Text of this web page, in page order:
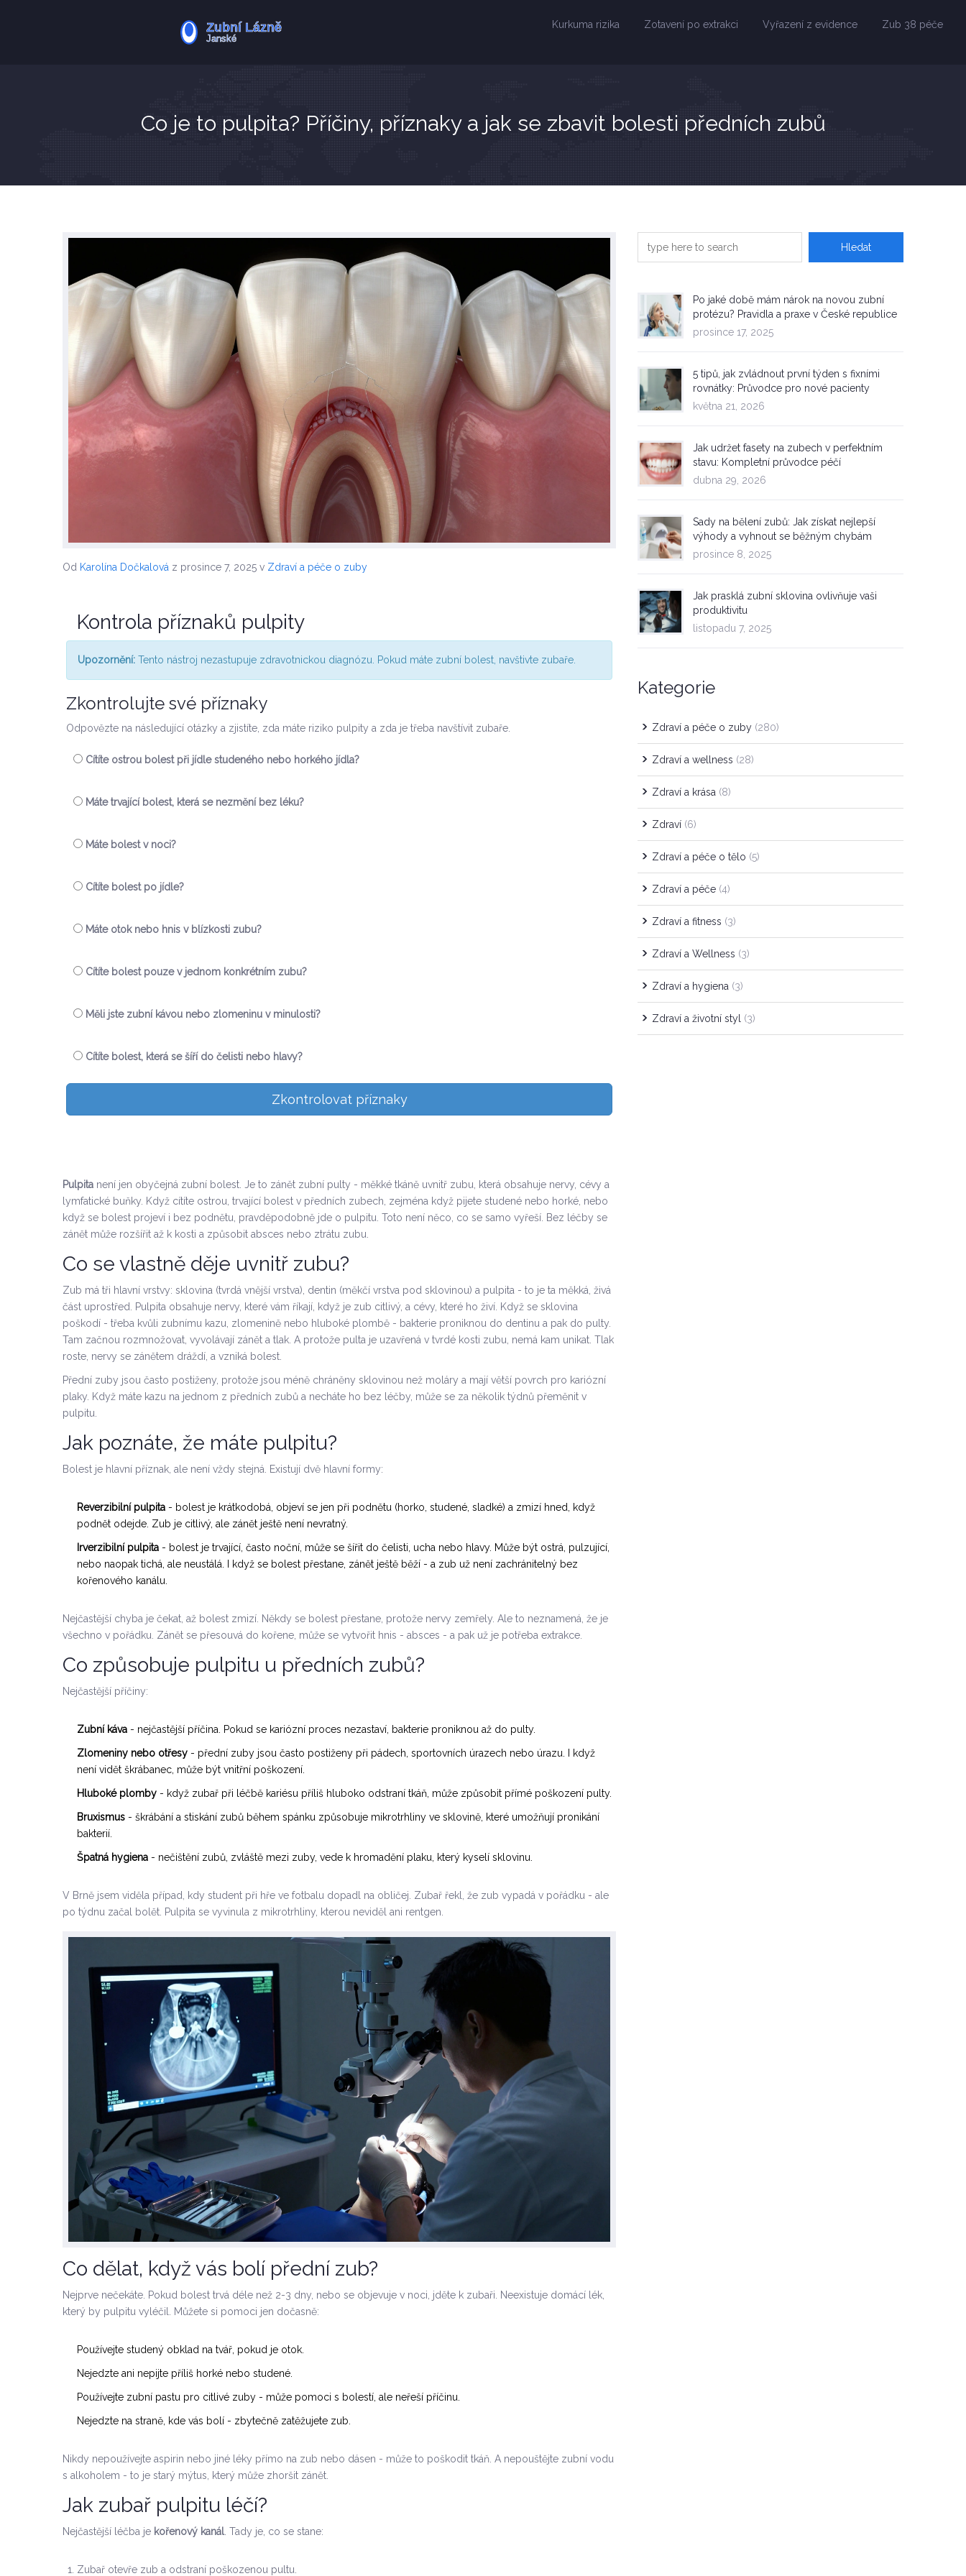
Kurkuma rizika Zotavení po extrakci Vyřazení z evidence Zub 38 péče
Co je to pulpita? Příčiny, příznaky a jak se zbavit bolesti předních zubů
Od Karolína Dočkalová z prosince 7, 2025 v Zdraví a péče o zuby
Kontrola příznaků pulpity
Upozornění: Tento nástroj nezastupuje zdravotnickou diagnózu. Pokud máte zubní bolest, navštivte zubaře.
Zkontrolujte své příznaky
Odpovězte na následující otázky a zjistíte, zda máte riziko pulpity a zda je třeba navštívit zubaře.
Cítíte ostrou bolest při jídle studeného nebo horkého jídla?
Máte trvající bolest, která se nezmění bez léku?
Máte bolest v noci?
Cítíte bolest po jídle?
Máte otok nebo hnis v blízkosti zubu?
Cítíte bolest pouze v jednom konkrétním zubu?
Měli jste zubní kávou nebo zlomeninu v minulosti?
Cítíte bolest, která se šíří do čelisti nebo hlavy?
Zkontrolovat příznaky
Pulpita není jen obyčejná zubní bolest. Je to zánět zubní pulty - měkké tkáně uvnitř zubu, která obsahuje nervy, cévy a
lymfatické buňky. Když cítíte ostrou, trvající bolest v předních zubech, zejména když pijete studené nebo horké, nebo
když se bolest projeví i bez podnětu, pravděpodobně jde o pulpitu. Toto není něco, co se samo vyřeší. Bez léčby se
zánět může rozšířit až k kosti a způsobit absces nebo ztrátu zubu.
Co se vlastně děje uvnitř zubu?
Zub má tři hlavní vrstvy: sklovina (tvrdá vnější vrstva), dentin (měkčí vrstva pod sklovinou) a pulpita - to je ta měkká, živá
část uprostřed. Pulpita obsahuje nervy, které vám říkají, když je zub citlivý, a cévy, které ho živí. Když se sklovina
poškodí - třeba kvůli zubnímu kazu, zlomenině nebo hluboké plombě - bakterie proniknou do dentinu a pak do pulty.
Tam začnou rozmnožovat, vyvolávají zánět a tlak. A protože pulta je uzavřená v tvrdé kosti zubu, nemá kam unikat. Tlak
roste, nervy se zánětem dráždí, a vzniká bolest.
Přední zuby jsou často postiženy, protože jsou méně chráněny sklovinou než moláry a mají větší povrch pro kariózní
plaky. Když máte kazu na jednom z předních zubů a necháte ho bez léčby, může se za několik týdnů přeměnit v
pulpitu.
Jak poznáte, že máte pulpitu?
Bolest je hlavní příznak, ale není vždy stejná. Existují dvě hlavní formy:
Reverzibilní pulpita - bolest je krátkodobá, objeví se jen při podnětu (horko, studené, sladké) a zmizí hned, když
podnět odejde. Zub je citlivý, ale zánět ještě není nevratný.
Irverzibilní pulpita - bolest je trvající, často noční, může se šířit do čelisti, ucha nebo hlavy. Může být ostrá, pulzující,
nebo naopak tichá, ale neustálá. I když se bolest přestane, zánět ještě běží - a zub už není zachránitelný bez
kořenového kanálu.
Nejčastější chyba je čekat, až bolest zmizí. Někdy se bolest přestane, protože nervy zemřely. Ale to neznamená, že je
všechno v pořádku. Zánět se přesouvá do kořene, může se vytvořit hnis - absces - a pak už je potřeba extrakce.
Co způsobuje pulpitu u předních zubů?
Nejčastější příčiny:
Zubní káva - nejčastější příčina. Pokud se kariózní proces nezastaví, bakterie proniknou až do pulty.
Zlomeniny nebo otřesy - přední zuby jsou často postiženy při pádech, sportovních úrazech nebo úrazu. I když
není vidět škrábanec, může být vnitřní poškození.
Hluboké plomby - když zubař při léčbě kariésu příliš hluboko odstraní tkáň, může způsobit přímé poškození pulty.
Bruxismus - škrábání a stiskání zubů během spánku způsobuje mikrotrhliny ve sklovině, které umožňují pronikání
bakterií.
Špatná hygiena - nečištění zubů, zvláště mezi zuby, vede k hromadění plaku, který kyselí sklovinu.
V Brně jsem viděla případ, kdy student při hře ve fotbalu dopadl na obličej. Zubař řekl, že zub vypadá v pořádku - ale
po týdnu začal bolět. Pulpita se vyvinula z mikrotrhliny, kterou neviděl ani rentgen.
Co dělat, když vás bolí přední zub?
Nejprve nečekáte. Pokud bolest trvá déle než 2-3 dny, nebo se objevuje v noci, jděte k zubaři. Neexistuje domácí lék,
který by pulpitu vyléčil. Můžete si pomoci jen dočasně:
Používejte studený obklad na tvář, pokud je otok.
Nejedzte ani nepijte příliš horké nebo studené.
Používejte zubní pastu pro citlivé zuby - může pomoci s bolestí, ale neřeší příčinu.
Nejedzte na straně, kde vás bolí - zbytečně zatěžujete zub.
Nikdy nepoužívejte aspirin nebo jiné léky přímo na zub nebo dásen - může to poškodit tkáň. A nepouštějte zubní vodu
s alkoholem - to je starý mýtus, který může zhoršit zánět.
Jak zubař pulpitu léčí?
Nejčastější léčba je kořenový kanál. Tady je, co se stane:
Zubař otevře zub a odstraní poškozenou pultu.
Po jaké době mám nárok na novou zubní
protézu? Pravidla a praxe v České republice
prosince 17, 2025
5 tipů, jak zvládnout první týden s fixními
rovnátky: Průvodce pro nové pacienty
května 21, 2026
Jak udržet fasety na zubech v perfektním
stavu: Kompletní průvodce péčí
dubna 29, 2026
Sady na bělení zubů: Jak získat nejlepší
výhody a vyhnout se běžným chybám
prosince 8, 2025
Jak prasklá zubní sklovina ovlivňuje vaši
produktivitu
listopadu 7, 2025
Kategorie
Zdraví a péče o zuby (280)
Zdraví a wellness (28)
Zdraví a krása (8)
Zdraví (6)
Zdraví a péče o tělo (5)
Zdraví a péče (4)
Zdraví a fitness (3)
Zdraví a Wellness (3)
Zdraví a hygiena (3)
Zdraví a životní styl (3)